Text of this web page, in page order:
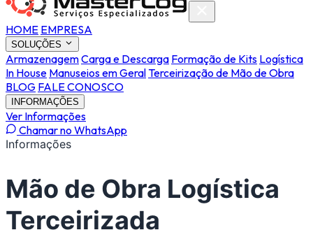
HOME EMPRESA
SOLUÇÕES
ArmazenagemCarga e Descarga Formação de Kits Logística
In House Manuseios em GeralTerceirização de Mão de Obra
BLOG FALE CONOSCO
INFORMAÇÕES
Ver Informações
Chamar no WhatsApp
Informações
Mão de Obra Logística
Terceirizada